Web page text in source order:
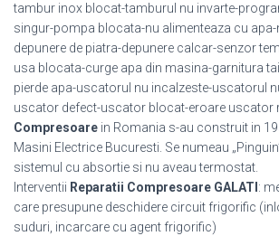
tambur inox blocat-tamburul nu invarte-
singur-pompa blocata-nu alimenteaza cu apa-
depunere de piatra-depunere calcar-senzor
usa blocata-curge apa din masina-garnitura
pierde apa-uscatorul nu incalzeste-uscatorul
uscator defect-uscator blocat-eroare uscator
Compresoare in Romania s-au construit in
Masini Electrice Bucuresti. Se numeau
sistemul cu absortie si nu aveau termostat.
Interventii Reparatii Compresoare GALATI :
care presupune deschidere circuit frigorific
suduri, incarcare cu agent frigorific)